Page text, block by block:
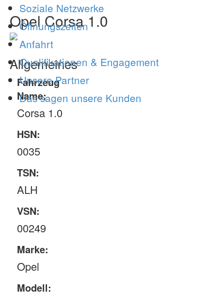
Soziale Netzwerke
Öffnungszeiten
Anfahrt
Qualifikationen & Engagement
Unsere Partner
Das sagen unsere Kunden
Opel Corsa 1.0
Allgemeines
Fahrzeug
Name:
Corsa 1.0
HSN:
0035
TSN:
ALH
VSN:
00249
Marke:
Opel
Modell: